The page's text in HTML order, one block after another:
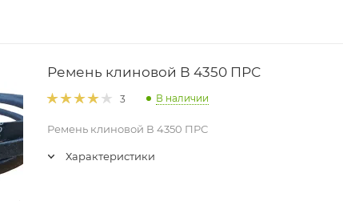
Ремень клиновой В 4350 ПРС
3 В наличии
Ремень клиновой В 4350 ПРС
Характеристики